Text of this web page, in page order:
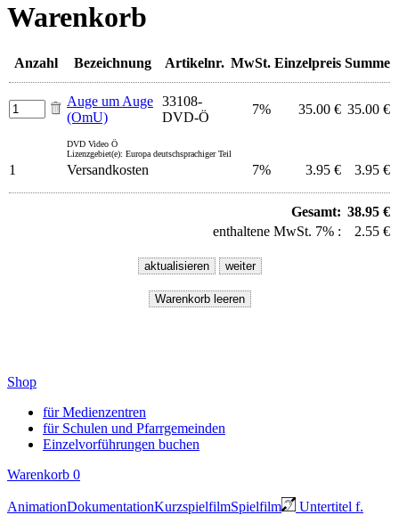
Warenkorb
Anzahl Bezeichnung Artikelnr. MwSt. Einzelpreis Summe
Auge um Auge
(OmU)
33108-
DVD-Ö
7% 35.00 € 35.00 €
DVD Video Ö
Lizenzgebiet(e): Europa deutschsprachiger Teil
1 Versandkosten 7% 3.95 € 3.95 €
Gesamt: 38.95 €
enthaltene MwSt. 7% :
2.55 €
Shop
für Medienzentren
für Schulen und Pfarrgemeinden
Einzelvorführungen buchen
Warenkorb 0
AnimationDokumentationKurzspielfilmSpielfilm
Untertitel f.